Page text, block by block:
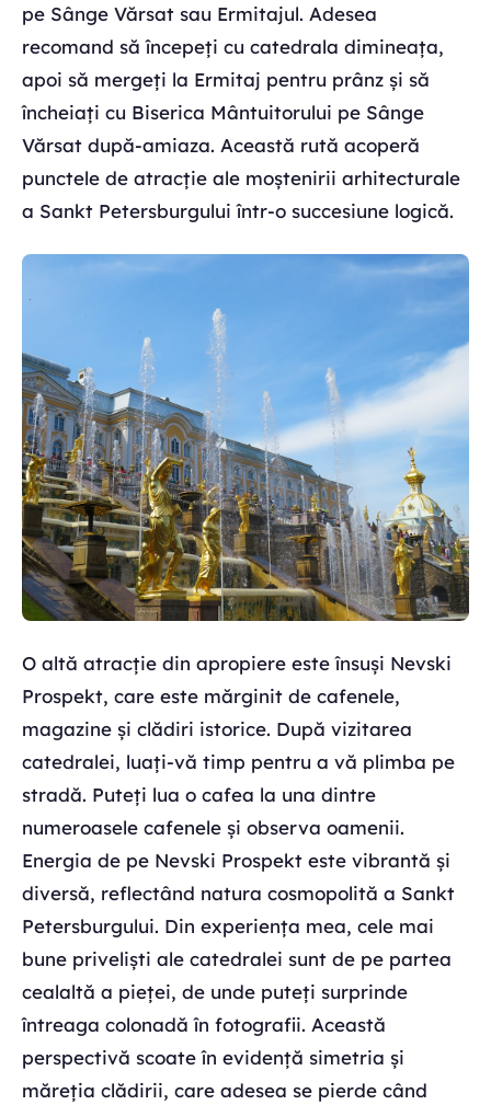
pe Sânge Vărsat sau Ermitajul. Adesea
recomand să începeți cu catedrala dimineața,
apoi să mergeți la Ermitaj pentru prânz și să
încheiați cu Biserica Mântuitorului pe Sânge
Vărsat după-amiaza. Această rută acoperă
punctele de atracție ale moștenirii arhitecturale
a Sankt Petersburgului într-o succesiune logică.
O altă atracție din apropiere este însuși Nevski
Prospekt, care este mărginit de cafenele,
magazine și clădiri istorice. După vizitarea
catedralei, luați-vă timp pentru a vă plimba pe
stradă. Puteți lua o cafea la una dintre
numeroasele cafenele și observa oamenii.
Energia de pe Nevski Prospekt este vibrantă și
diversă, reflectând natura cosmopolită a Sankt
Petersburgului. Din experiența mea, cele mai
bune priveliști ale catedralei sunt de pe partea
cealaltă a pieței, de unde puteți surprinde
întreaga colonadă în fotografii. Această
perspectivă scoate în evidență simetria și
măreția clădirii, care adesea se pierde când